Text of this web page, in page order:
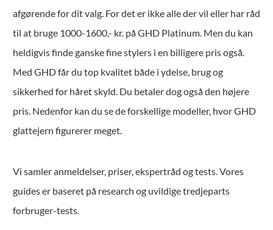
afgørende for dit valg. For det er ikke alle der vil eller har råd
til at bruge 1000-1600,- kr. på GHD Platinum. Men du kan
heldigvis finde ganske fine stylers i en billigere pris også.
Med GHD får du top kvalitet både i ydelse, brug og
sikkerhed for håret skyld. Du betaler dog også den højere
pris. Nedenfor kan du se de forskellige modeller, hvor GHD
glattejern figurerer meget.
Vi samler anmeldelser, priser, ekspertråd og tests. Vores
guides er baseret på research og uvildige tredjeparts
forbruger-tests.